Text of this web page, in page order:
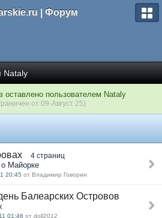
| Форум
Nataly
оставлено пользователем Nataly
от 09-Август 25)
4 страниц
Майорке
20:45 от Владимир Говорин
Балеарских Островов
01:46 от doll2012